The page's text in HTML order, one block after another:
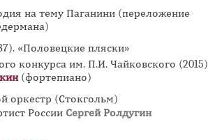
на тему Паганини (переложение
«Половецкие пляски»
конкурса им. П.И. Чайковского (2015)
(фортепиано)
оркестр (Стокгольм)
России Сергей Ролдугин